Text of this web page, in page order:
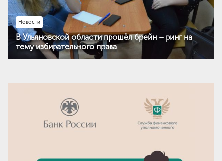
Новости
В Ульяновской области прошёл брейн – ринг на
тему избирательного права